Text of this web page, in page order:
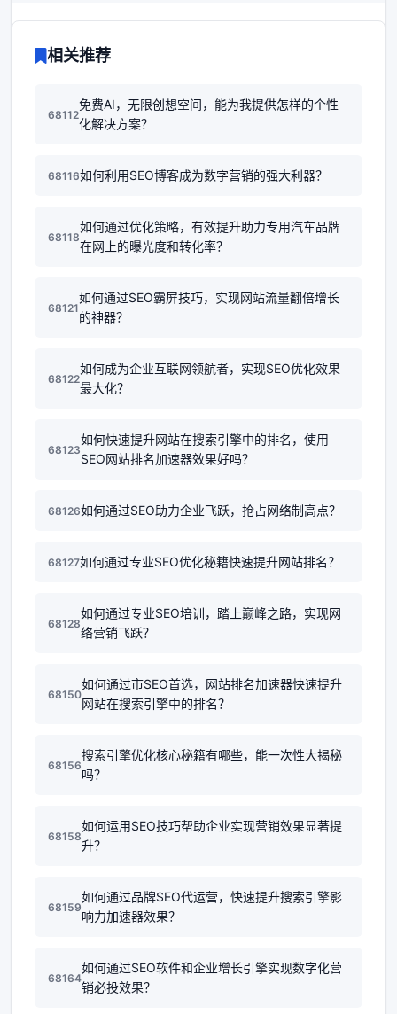
相关推荐
68112
免费AI，无限创想空间，能为我提供怎样的个性
化解决方案？
68116如何利用SEO博客成为数字营销的强大利器？
68118
如何通过优化策略，有效提升助力专用汽车品牌
在网上的曝光度和转化率？
68121
如何通过SEO霸屏技巧，实现网站流量翻倍增长
的神器？
68122
如何成为企业互联网领航者，实现SEO优化效果
最大化？
68123
如何快速提升网站在搜索引擎中的排名，使用
SEO网站排名加速器效果好吗？
68126如何通过SEO助力企业飞跃，抢占网络制高点？
68127如何通过专业SEO优化秘籍快速提升网站排名？
68128
如何通过专业SEO培训，踏上巅峰之路，实现网
络营销飞跃？
68150
如何通过市SEO首选，网站排名加速器快速提升
网站在搜索引擎中的排名？
68156
搜索引擎优化核心秘籍有哪些，能一次性大揭秘
吗？
68158
如何运用SEO技巧帮助企业实现营销效果显著提
升？
68159
如何通过品牌SEO代运营，快速提升搜索引擎影
响力加速器效果？
68164
如何通过SEO软件和企业增长引擎实现数字化营
销必投效果？